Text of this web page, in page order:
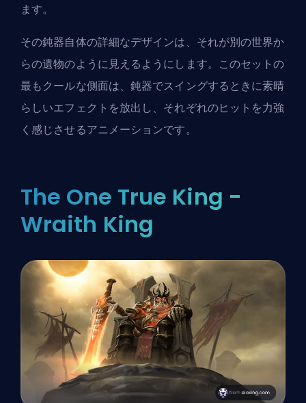
ます。
その鈍器自体の詳細なデザインは、それが別の世界か
らの遺物のように見えるようにします。このセットの
最もクールな側面は、鈍器でスイングするときに素晴
らしいエフェクトを放出し、それぞれのヒットを力強
く感じさせるアニメーションです。
The One True King -
Wraith King